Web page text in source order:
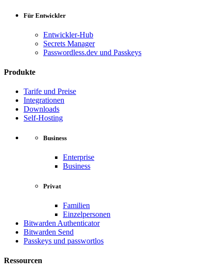
Für Entwickler
Entwickler-Hub
Secrets Manager
Passwordless.dev und Passkeys
Produkte
Tarife und Preise
Integrationen
Downloads
Self-Hosting
Business
Enterprise
Business
Privat
Familien
Einzelpersonen
Bitwarden Authenticator
Bitwarden Send
Passkeys und passwortlos
Ressourcen